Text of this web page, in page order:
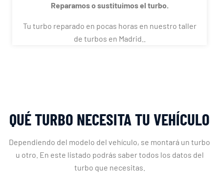
Reparamos o sustituimos el turbo.
Tu turbo reparado en pocas horas en nuestro taller
de turbos en Madrid..
QUÉ TURBO NECESITA TU VEHÍCULO
Dependiendo del modelo del vehículo, se montará un turbo
u otro. En este listado podrás saber todos los datos del
turbo que necesitas.